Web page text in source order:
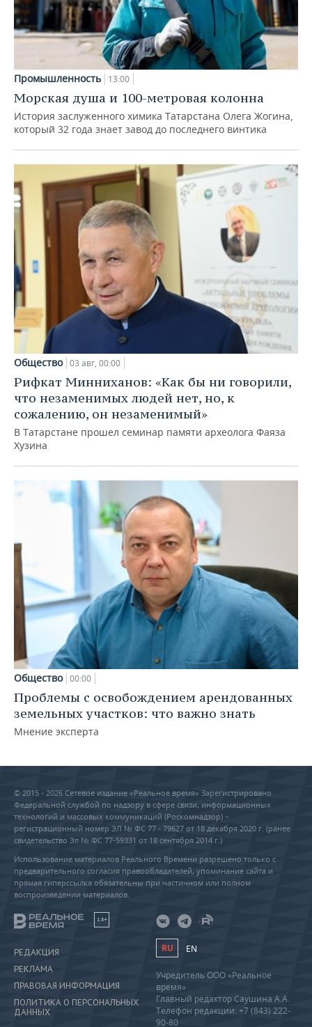
Промышленность 13:00
Морская душа и 100-метровая колонна
История заслуженного химика Татарстана Олега Жогина,
который 32 года знает завод до последнего винтика
Общество 03 авг, 00:00
Рифкат Минниханов: «Как бы ни говорили,
что незаменимых людей нет, но, к
сожалению, он незаменимый»
В Татарстане прошел семинар памяти археолога Фаяза
Хузина
Общество 00:00
Проблемы с освобождением арендованных
земельных участков: что важно знать
Мнение эксперта
© 2015 - 2026 Сетевое издание «Реальное время» Зарегистрировано
Федеральной службой по надзору в сфере связи, информационных
технологий и массовых коммуникаций (Роскомнадзор) –
регистрационный номер ЭЛ № ФС 77 - 79627 от 18 декабря 2020 г. (ранее
свидетельство Эл № ФС 77-59331 от 18 сентября 2014 г.)
Использование материалов Реального Времени разрешено только с
предварительного согласия правообладателей, упоминание сайта и
прямая гиперссылка обязательны при частичном или полном
воспроизведении материалов.
18+
РЕДАКЦИЯ
РЕКЛАМА
ПРАВОВАЯ ИНФОРМАЦИЯ
ПОЛИТИКА О ПЕРСОНАЛЬНЫХ
ДАННЫХ
RU EN
Учредитель ООО «Реальное
время»
Главный редактор Саушина А.А.
Телефон редакции: +7 (843) 222-
90-80